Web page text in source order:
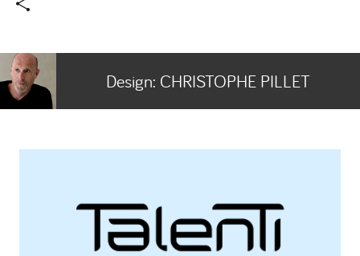
Design: CHRISTOPHE PILLET